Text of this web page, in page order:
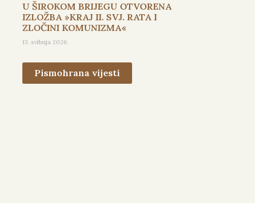
U ŠIROKOM BRIJEGU OTVORENA
IZLOŽBA »KRAJ II. SVJ. RATA I
ZLOČINI KOMUNIZMA«
13. svibnja 2026.
Pismohrana vijesti